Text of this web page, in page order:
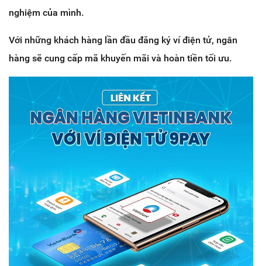
nghiệm của mình.
Với những khách hàng lần đầu đăng ký ví điện tử, ngân
hàng sẽ cung cấp mã khuyến mãi và hoàn tiền tối ưu.